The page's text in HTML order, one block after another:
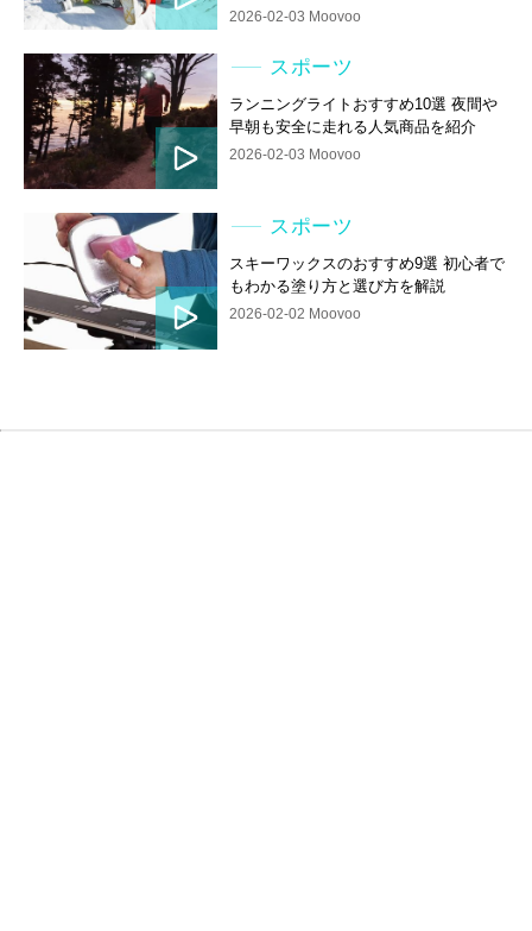
2026-02-03 Moovoo
スポーツ
ランニングライトおすすめ10選 夜間や
早朝も安全に走れる人気商品を紹介
2026-02-03 Moovoo
スポーツ
スキーワックスのおすすめ9選 初心者で
もわかる塗り方と選び方を解説
2026-02-02 Moovoo